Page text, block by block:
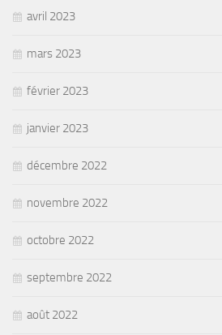
avril 2023
mars 2023
février 2023
janvier 2023
décembre 2022
novembre 2022
octobre 2022
septembre 2022
août 2022